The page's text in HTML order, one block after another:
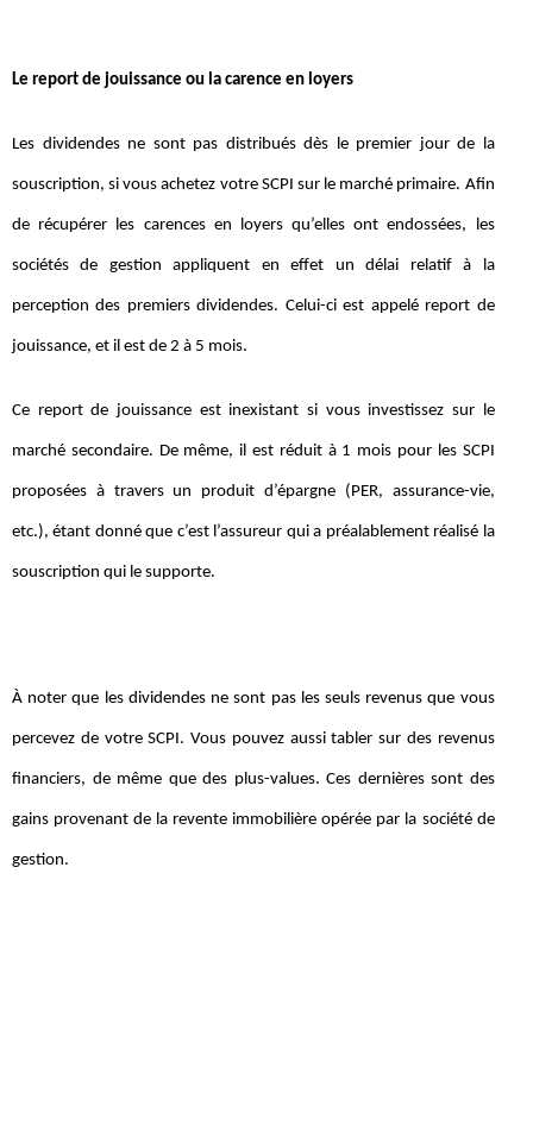
Le report de jouissance ou la carence en loyers
Les dividendes ne sont pas distribués dès le premier jour de la
souscription, si vous achetez votre SCPI sur le marché primaire. Afin
de récupérer les carences en loyers qu’elles ont endossées, les
sociétés de gestion appliquent en effet un délai relatif à la
perception des premiers dividendes. Celui-ci est appelé report de
jouissance, et il est de 2 à 5 mois.
Ce report de jouissance est inexistant si vous investissez sur le
marché secondaire. De même, il est réduit à 1 mois pour les SCPI
proposées à travers un produit d’épargne (PER, assurance-vie,
etc.), étant donné que c’est l’assureur qui a préalablement réalisé la
souscription qui le supporte.
À noter que les dividendes ne sont pas les seuls revenus que vous
percevez de votre SCPI. Vous pouvez aussi tabler sur des revenus
financiers, de même que des plus-values. Ces dernières sont des
gains provenant de la revente immobilière opérée par la société de
gestion.